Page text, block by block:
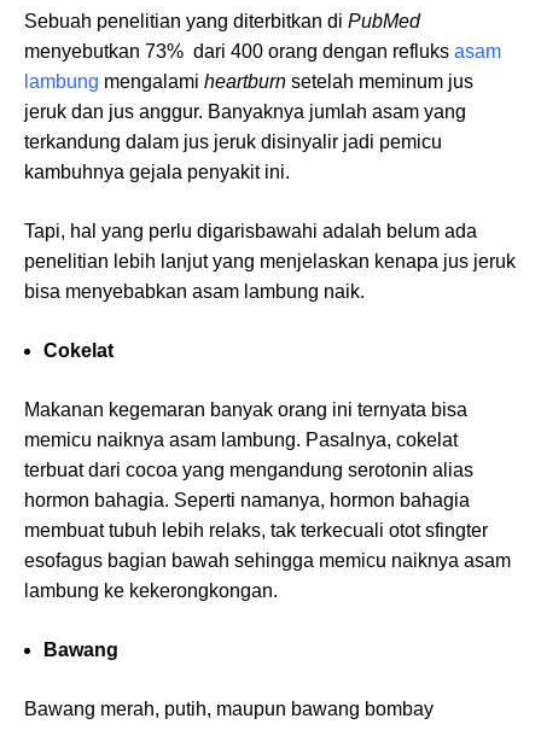
Sebuah penelitian yang diterbitkan di PubMed
menyebutkan 73% dari 400 orang dengan refluks asam
lambung mengalami heartburn setelah meminum jus
jeruk dan jus anggur. Banyaknya jumlah asam yang
terkandung dalam jus jeruk disinyalir jadi pemicu
kambuhnya gejala penyakit ini.
Tapi, hal yang perlu digarisbawahi adalah belum ada
penelitian lebih lanjut yang menjelaskan kenapa jus jeruk
bisa menyebabkan asam lambung naik.
Cokelat
Makanan kegemaran banyak orang ini ternyata bisa
memicu naiknya asam lambung. Pasalnya, cokelat
terbuat dari cocoa yang mengandung serotonin alias
hormon bahagia. Seperti namanya, hormon bahagia
membuat tubuh lebih relaks, tak terkecuali otot sfingter
esofagus bagian bawah sehingga memicu naiknya asam
lambung ke kekerongkongan.
Bawang
Bawang merah, putih, maupun bawang bombay